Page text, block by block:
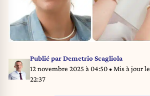
Publié parDemetrio Scagliola
12 novembre 2025 à 04:50• Mis à jour le
22:37